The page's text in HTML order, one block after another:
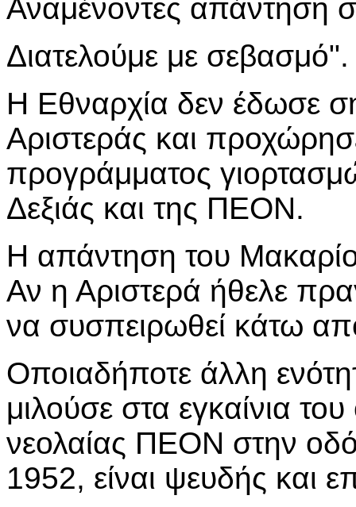
Αναμένοντες απάντηση
Διατελούμε με σεβασμό".
Η Εθναρχία δεν έδωσε
Αριστεράς και
προγράμματος
Δεξιάς και της ΠΕΟΝ.
Η απάντηση του
Αν η Αριστερά ήθελε
να συσπειρωθεί κάτω
Οποιαδήποτε άλλη
μιλούσε στα εγκαίνια
νεολαίας ΠΕΟΝ στην
1952, είναι ψευδής και